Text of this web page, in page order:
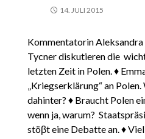
14. JULI 2015
Kommentatorin Aleksandra
Tycner diskutieren die
letzten Zeit in Polen. ♦
„Kriegserklärung“ an
dahinter? ♦ Braucht Polen
wenn ja, warum?
stöβt eine Debatte an. ♦